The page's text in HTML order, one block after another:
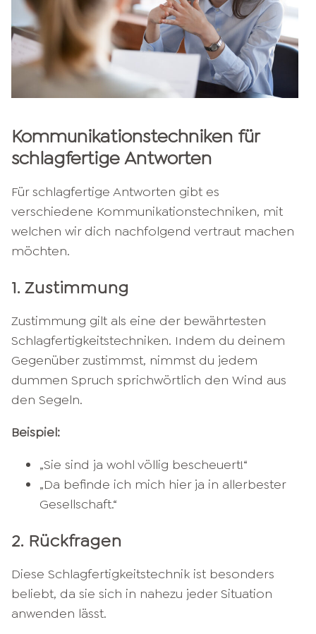
Kommunikationstechniken für
schlagfertige Antworten
Für schlagfertige Antworten gibt es
verschiedene Kommunikationstechniken, mit
welchen wir dich nachfolgend vertraut machen
möchten.
1. Zustimmung
Zustimmung gilt als eine der bewährtesten
Schlagfertigkeitstechniken. Indem du deinem
Gegenüber zustimmst, nimmst du jedem
dummen Spruch sprichwörtlich den Wind aus
den Segeln.
Beispiel:
„Sie sind ja wohl völlig bescheuert!“
„Da befinde ich mich hier ja in allerbester
Gesellschaft.“
2. Rückfragen
Diese Schlagfertigkeitstechnik ist besonders
beliebt, da sie sich in nahezu jeder Situation
anwenden lässt.